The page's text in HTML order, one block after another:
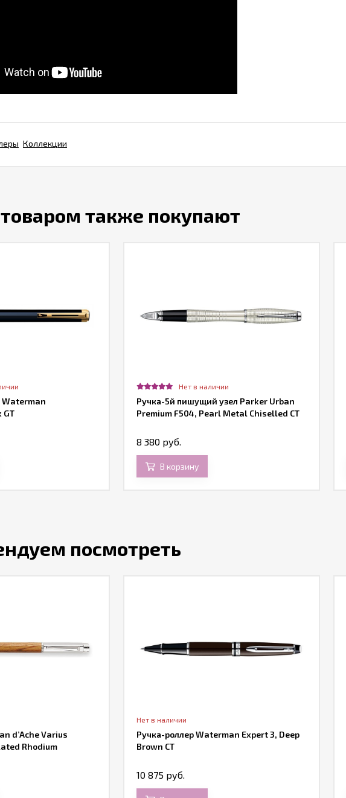
Коллекции
также покупают
Waterman
GT
Нет в наличии
Ручка-5й пишущий узел Parker Urban
Premium F504, Pearl Metal Chiselled CT
8 380 руб.
В корзину
посмотреть
d’Ache Varius
Rhodium
Нет в наличии
Ручка-роллер Waterman Expert 3, Deep
Brown CT
10 875 руб.